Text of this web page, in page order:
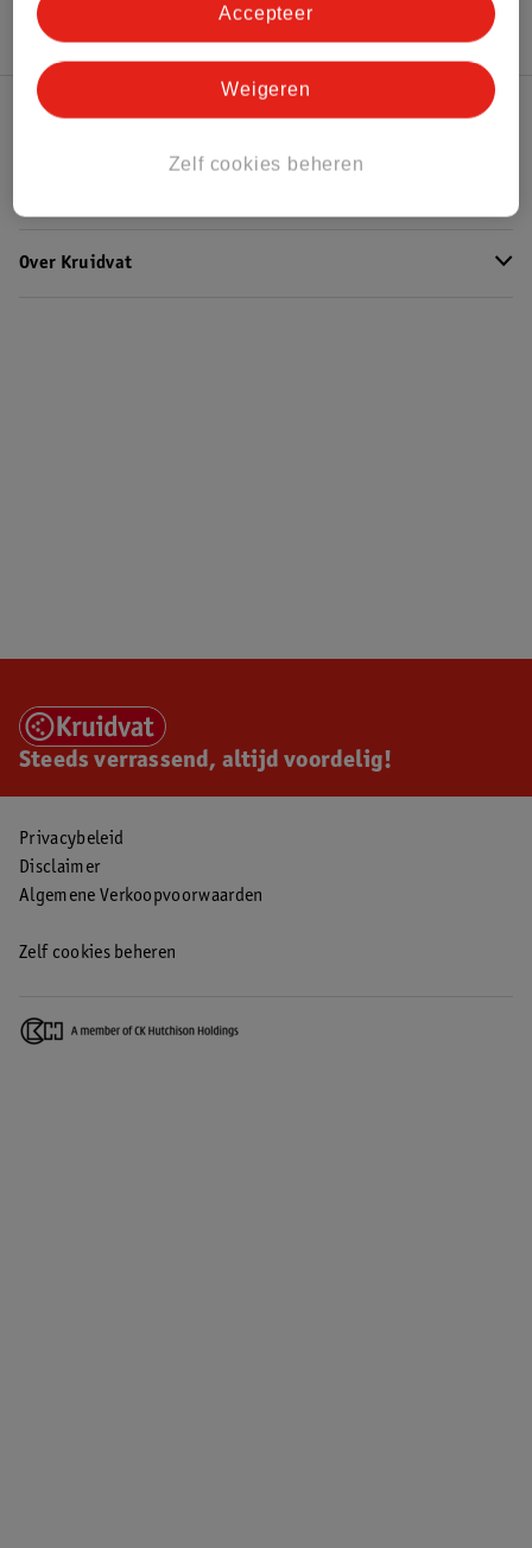
Over Kruidvat
Steeds verrassend, altijd voordelig!
Privacybeleid
Disclaimer
Algemene Verkoopvoorwaarden
Zelf cookies beheren
Zelf cookies beheren
Weigeren
Accepteer